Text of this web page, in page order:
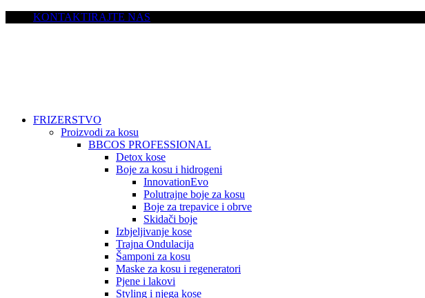
KONTAKTIRAJTE NAS
FRIZERSTVO
Proizvodi za kosu
BBCOS PROFESSIONAL
Detox kose
Boje za kosu i hidrogeni
InnovationEvo
Polutrajne boje za kosu
Boje za trepavice i obrve
Skidači boje
Izbjeljivanje kose
Trajna Ondulacija
Šamponi za kosu
Maske za kosu i regeneratori
Pjene i lakovi
Styling i njega kose